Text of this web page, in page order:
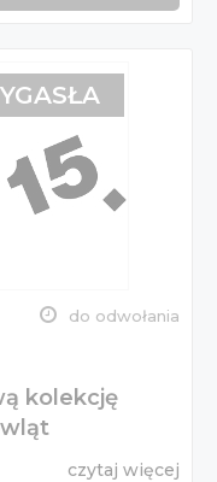
do odwołania
kolekcję
czytaj więcej